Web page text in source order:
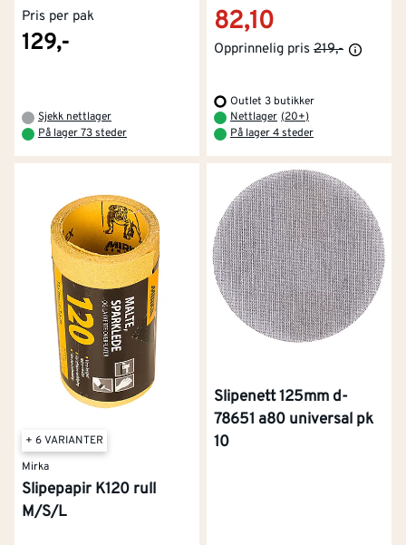
Pris per pak
129,-
Sjekk nettlager
På lager 73 steder
82,10
Opprinnelig pris 219,-
Outlet 3 butikker
Nettlager (20+)
På lager 4 steder
+ 6 VARIANTER
Mirka
Slipepapir K120 rull
M/S/L
Slipenett 125mm d-
78651 a80 universal pk
10